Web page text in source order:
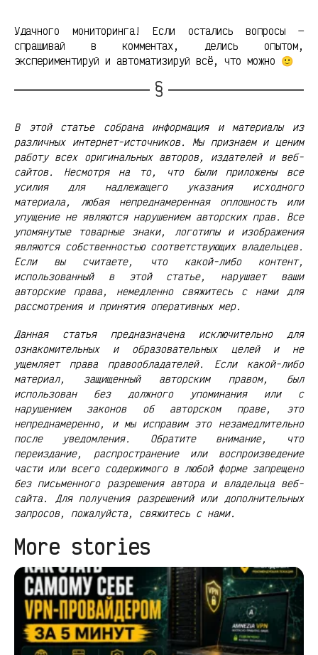
Удачного мониторинга! Если остались вопросы —
спрашивай в комментах, делись опытом,
экспериментируй и автоматизируй всё, что можно 🙂
В этой статье собрана информация и материалы из
различных интернет-источников. Мы признаем и ценим
работу всех оригинальных авторов, издателей и веб-
сайтов. Несмотря на то, что были приложены все
усилия для надлежащего указания исходного
материала, любая непреднамеренная оплошность или
упущение не являются нарушением авторских прав. Все
упомянутые товарные знаки, логотипы и изображения
являются собственностью соответствующих владельцев.
Если вы считаете, что какой-либо контент,
использованный в этой статье, нарушает ваши
авторские права, немедленно свяжитесь с нами для
рассмотрения и принятия оперативных мер.
Данная статья предназначена исключительно для
ознакомительных и образовательных целей и не
ущемляет права правообладателей. Если какой-либо
материал, защищенный авторским правом, был
использован без должного упоминания или с
нарушением законов об авторском праве, это
непреднамеренно, и мы исправим это незамедлительно
после уведомления. Обратите внимание, что
переиздание, распространение или воспроизведение
части или всего содержимого в любой форме запрещено
без письменного разрешения автора и владельца веб-
сайта. Для получения разрешений или дополнительных
запросов, пожалуйста, свяжитесь с нами.
More stories